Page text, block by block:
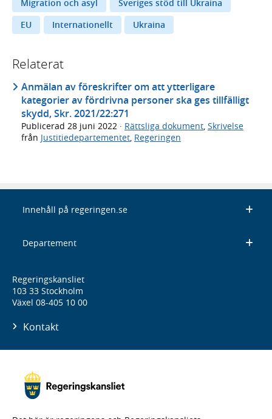
Migration och asyl
Sveriges stöd till Ukraina
EU
Internationellt Ukraina
Relaterat
Anmälan av föreskrifter om att ytterligare
kategorier av fördrivna personer ska ges tillfälligt
skydd, Skr. 2021/22:271
Publicerad 28 juni 2022 · Rättsliga dokument, Skrivelse
från Justitiedepartementet, Regeringen
Innehåll på regeringen.se
Departement
Regeringskansliet
103 33 Stockholm
Växel 08-405 10 00
Kontakt